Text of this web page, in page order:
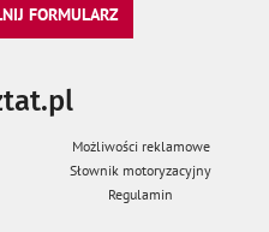
FORMULARZ
Możliwości reklamowe
Słownik motoryzacyjny
Regulamin